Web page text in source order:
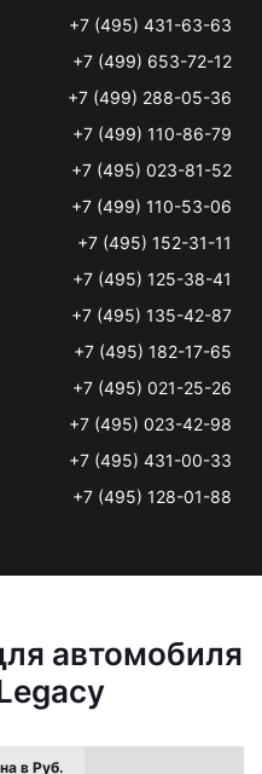
+7 (495) 431-63-63
+7 (499) 653-72-12
+7 (499) 288-05-36
+7 (499) 110-86-79
+7 (495) 023-81-52
+7 (499) 110-53-06
+7 (495) 152-31-11
+7 (495) 125-38-41
+7 (495) 135-42-87
+7 (495) 182-17-65
+7 (495) 021-25-26
+7 (495) 023-42-98
+7 (495) 431-00-33
+7 (495) 128-01-88
автомобиля
в Руб.